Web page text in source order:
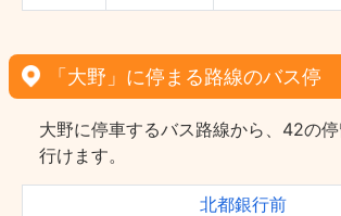
「大野」に停まる路線のバス停
大野に停車するバス路線から、42の
行けます。
北都銀行前